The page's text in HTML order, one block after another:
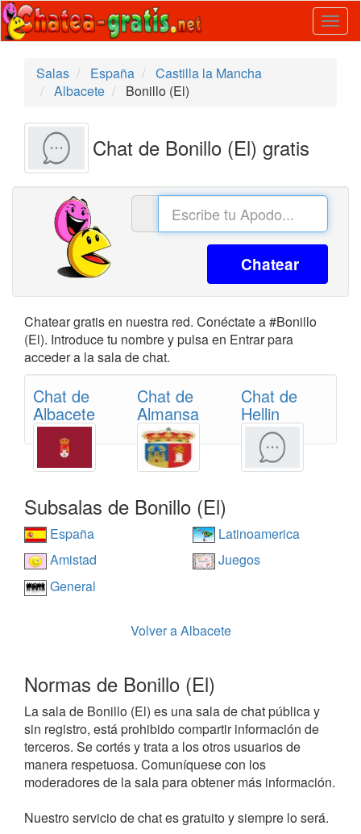
Salas
España
Castilla la Mancha
Albacete
Bonillo (El)
Chat de Bonillo (El) gratis
Chatear
Chatear gratis en nuestra red. Conéctate a #Bonillo
(El). Introduce tu nombre y pulsa en Entrar para
acceder a la sala de chat.
Chat de
Albacete
Chat de
Almansa
Chat de
Hellin
Subsalas de Bonillo (El)
España
Latinoamerica
Amistad
Juegos
General
Volver a Albacete
Normas de Bonillo (El)
La sala de Bonillo (El) es una sala de chat pública y
sin registro, está prohibido compartir información de
terceros. Se cortés y trata a los otros usuarios de
manera respetuosa. Comuníquese con los
moderadores de la sala para obtener más información.
Nuestro servicio de chat es gratuito y siempre lo será.